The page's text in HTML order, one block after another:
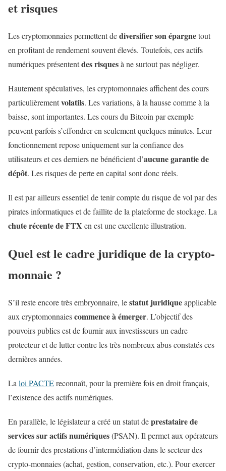
et risques
Les cryptomonnaies permettent dediversifier son épargnetout
en profitant de rendement souvent élevés. Toutefois, ces actifs
numériques présententdes risquesà ne surtout pas négliger.
Hautement spéculatives, les cryptomonnaies affichent des cours
particulièrementvolatils. Les variations, à la hausse comme à la
baisse, sont importantes. Les cours du Bitcoin par exemple
peuvent parfois s’effondrer en seulement quelques minutes. Leur
fonctionnement repose uniquement sur la confiance des
utilisateurs et ces derniers ne bénéficient d’aucune garantie de
dépôt. Les risques de perte en capital sont donc réels.
Il est par ailleurs essentiel de tenir compte du risque de vol par des
pirates informatiques et de faillite de la plateforme de stockage. La
chute récente de FTX en est une excellente illustration.
Quel est le cadre juridique de la crypto-
monnaie ?
S’il reste encore très embryonnaire, lestatut juridiqueapplicable
aux cryptomonnaiescommence à émerger. L’objectif des
pouvoirs publics est de fournir aux investisseurs un cadre
protecteur et de lutter contre les très nombreux abus constatés ces
dernières années.
La loi PACTEreconnaît, pour la première fois en droit français,
l’existence des actifs numériques.
En parallèle, le législateur a créé un statut deprestataire de
services sur actifs numériques(PSAN). Il permet aux opérateurs
de fournir des prestations d’intermédiation dans le secteur des
crypto-monnaies (achat, gestion, conservation, etc.). Pour exercer